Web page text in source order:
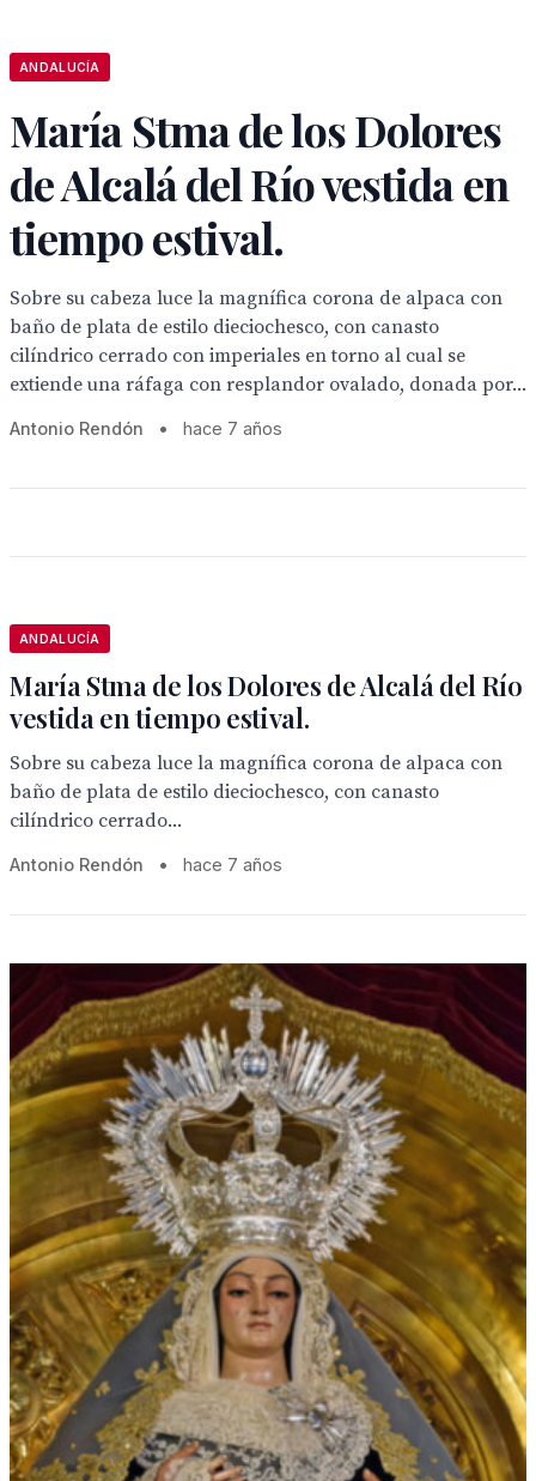
ANDALUCÍA
María Stma de los Dolores
de Alcalá del Río vestida en
tiempo estival.
Sobre su cabeza luce la magnífica corona de alpaca con
baño de plata de estilo dieciochesco, con canasto
cilíndrico cerrado con imperiales en torno al cual se
extiende una ráfaga con resplandor ovalado, donada por...
Antonio Rendón • hace 7 años
ANDALUCÍA
María Stma de los Dolores de Alcalá del Río
vestida en tiempo estival.
Sobre su cabeza luce la magnífica corona de alpaca con
baño de plata de estilo dieciochesco, con canasto
cilíndrico cerrado...
Antonio Rendón • hace 7 años